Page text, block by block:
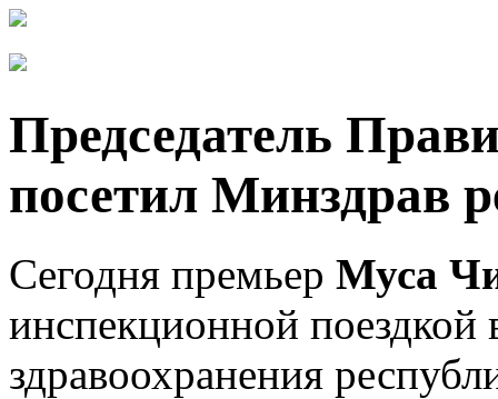
Председатель
посетил Минздрав
Сегодня премьер Муса
инспекционной поездкой
здравоохранения